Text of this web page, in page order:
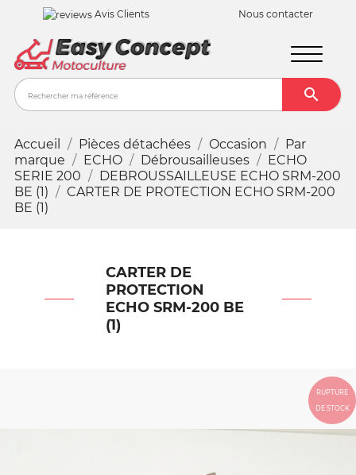
Avis Clients Nous contacter

Accueil Pièces détachées Occasion
Par
marque
ECHO Débrousailleuses
ECHO
SERIE 200
DEBROUSSAILLEUSE ECHO SRM-200
BE (1)
CARTER DE PROTECTION ECHO SRM-200
BE (1)
CARTER DE
PROTECTION
ECHO SRM-200 BE
(1)
RUPTURE
DE STOCK